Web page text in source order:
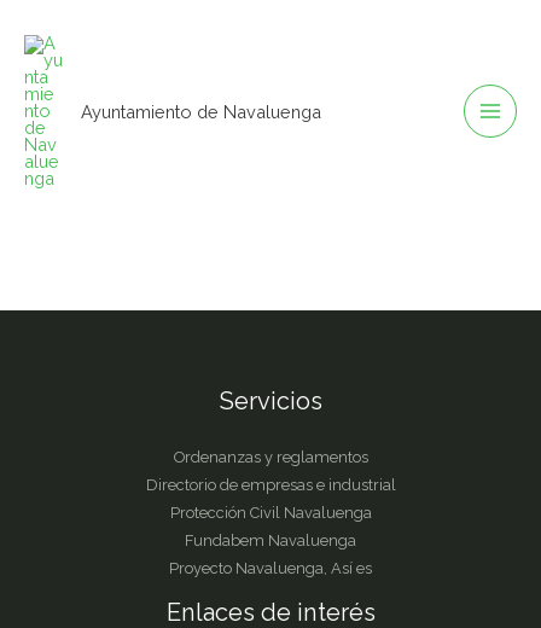
contenido
Ayuntamiento de Navaluenga
Servicios
Ordenanzas y reglamentos
Directorio de empresas e industrial
Protección Civil Navaluenga
Fundabem Navaluenga
Proyecto Navaluenga, Así es
Enlaces de interés